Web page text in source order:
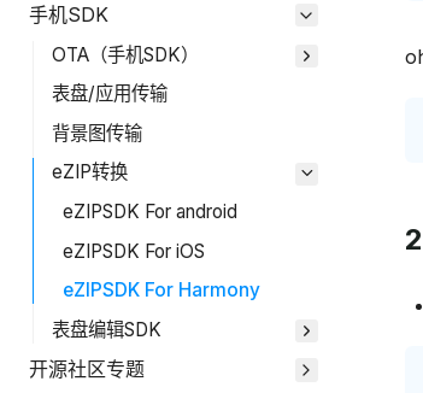
手机SDK
OTA（手机SDK）
表盘/应用传输
背景图传输
eZIP转换
eZIPSDK For android
eZIPSDK For iOS
eZIPSDK For Harmony
表盘编辑SDK
开源社区专题